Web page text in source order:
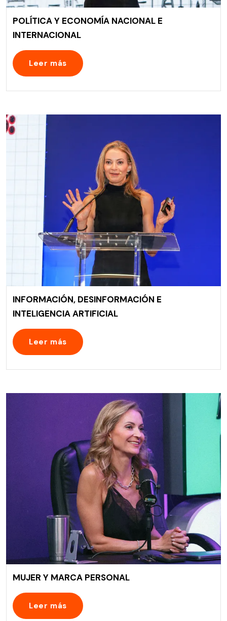
POLÍTICA Y ECONOMÍA NACIONAL E
INTERNACIONAL
Leer más
INFORMACIÓN, DESINFORMACIÓN E
INTELIGENCIA ARTIFICIAL
Leer más
MUJER Y MARCA PERSONAL
Leer más